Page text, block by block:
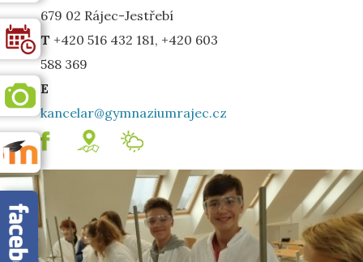
679 02 Rájec-Jestřebí
T +420 516 432 181, +420 603
588 369
E
kancelar@gymnaziumrajec.cz
.
mapa Meteostanice